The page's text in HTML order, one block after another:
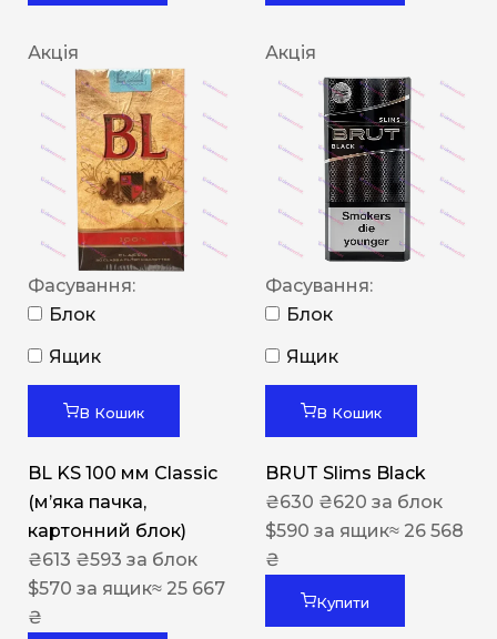
Акція
Фасування:
Блок
Ящик
В Кошик
BL KS 100 мм Classic
(м’яка пачка,
картонний блок)
₴613 ₴593 за блок
$570 за ящик≈ 25 667
₴
Акція
Фасування:
Блок
Ящик
В Кошик
BRUT Slims Black
₴630 ₴620 за блок
$590 за ящик≈ 26 568
₴
Купити